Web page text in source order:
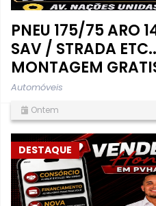
PNEU 175/75 ARO
SAV / STRADA
MONTAGEM
Automóveis
Ontem
DESTAQUE